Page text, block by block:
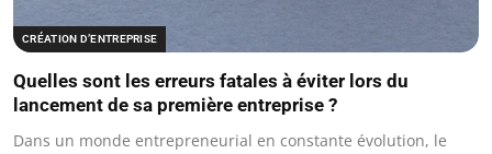
CRÉATION D’ENTREPRISE
Quelles sont les erreurs fatales à éviter lors du
lancement de sa première entreprise ?
Dans un monde entrepreneurial en constante évolution, le